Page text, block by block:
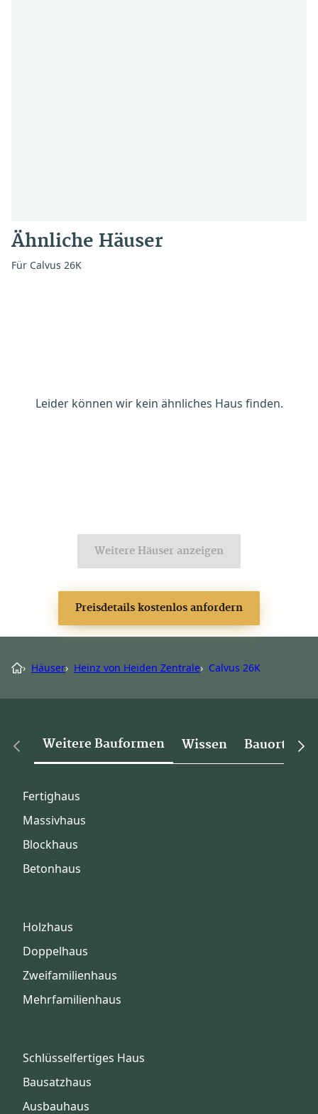
Ähnliche Häuser
Für Calvus 26K
Leider können wir kein ähnliches Haus finden.
Weitere Häuser anzeigen
Preisdetails kostenlos anfordern
› Häuser› Heinz von Heiden Zentrale› Calvus 26K
Weitere Bauformen Wissen Bauorte
Fertighaus
Massivhaus
Blockhaus
Betonhaus
Holzhaus
Doppelhaus
Zweifamilienhaus
Mehrfamilienhaus
Schlüsselfertiges Haus
Bausatzhaus
Ausbauhaus